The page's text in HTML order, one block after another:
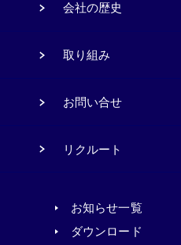
会社の歴史
取り組み
お問い合せ
リクルート
お知らせ一覧
ダウンロード